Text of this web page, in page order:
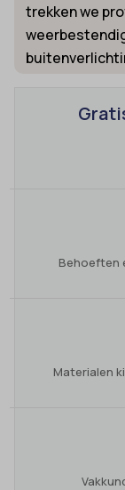
trekken we
Behoeften
Materialen